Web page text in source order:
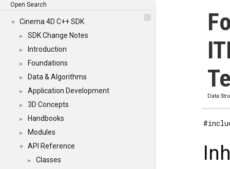
Open Search
▼ Cinema 4D C++ SDK
► SDK Change Notes
► Introduction
► Foundations
► Data & Algorithms
► Application Development
► 3D Concepts
► Handbooks
► Modules
▼ API Reference
► Classes
Data